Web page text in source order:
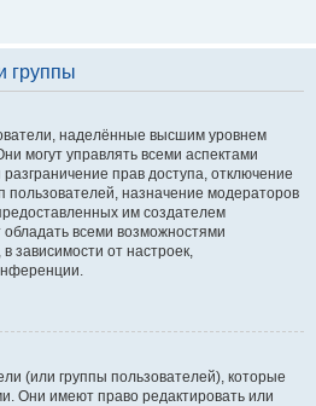
группы
наделённые высшим уровнем
могут управлять всеми аспектами
прав доступа, отключение
пользователей, назначение модераторов
им создателем
всеми возможностями
зависимости от настроек,
(или группы пользователей), которые
Они имеют право редактировать или